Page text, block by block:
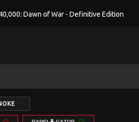
Dawn of War - Definitive Edition